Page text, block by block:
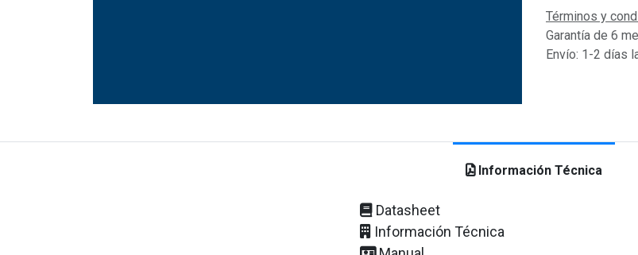
Términos y
Garantía de 6
Envío: 1-2 días
Información Técnica
Datasheet
Información Técnica